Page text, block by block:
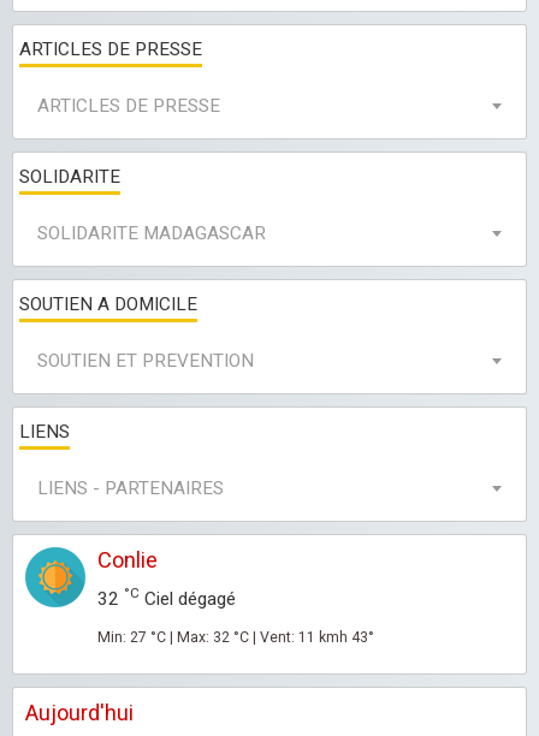
ARTICLES DE PRESSE
ARTICLES DE PRESSE
SOLIDARITE
SOLIDARITE MADAGASCAR
SOUTIEN A DOMICILE
SOUTIEN ET PREVENTION
LIENS
LIENS - PARTENAIRES
Conlie
32 °C Ciel dégagé
Min: 27 °C | Max: 32 °C | Vent: 11 kmh 43°
Aujourd'hui